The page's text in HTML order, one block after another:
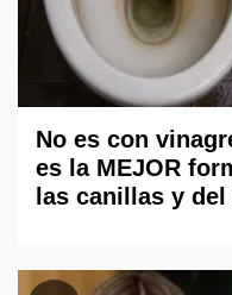
No es con
es la MEJOR
las canillas y